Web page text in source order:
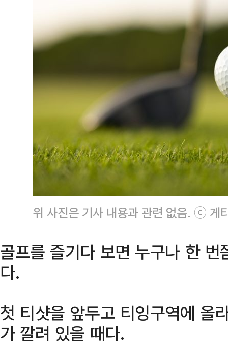
위 사진은 기사 내용과 관련 없음. ⓒ 게
골프를 즐기다 보면 누구나 한
다.
첫 티샷을 앞두고 티잉구역에 올
가 깔려 있을 때다.